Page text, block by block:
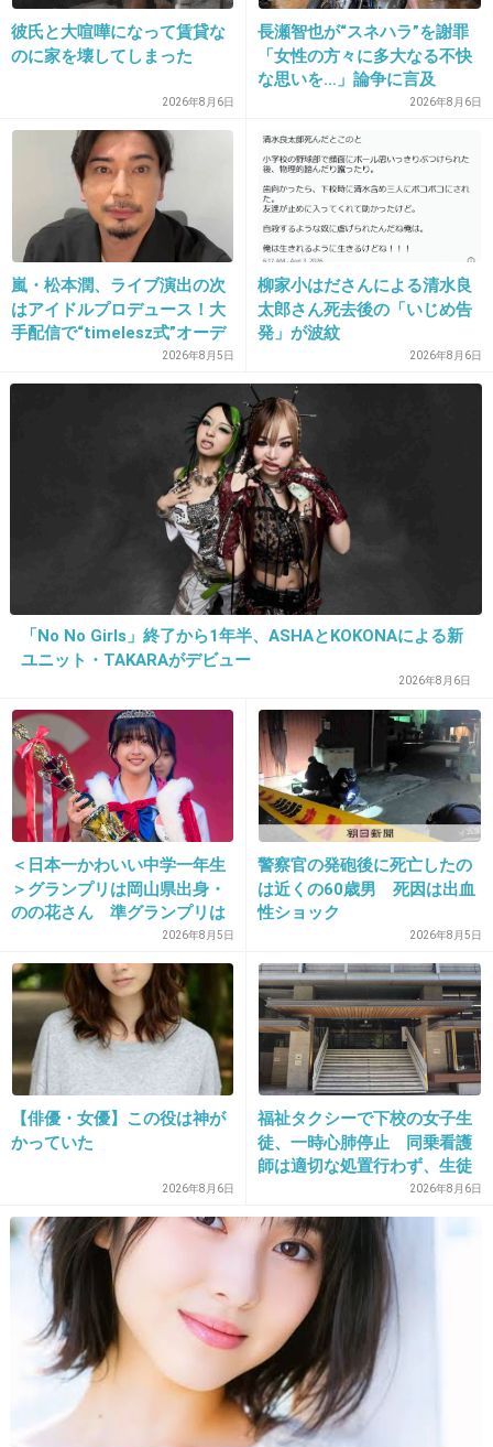
12. 匿名2013/01/27(日) 11:45:29
なんか今はアイドルが多すぎて、昔よりはハー
え！！？みたいなひと、正直いるし…
て、書くと、おまえはどうなんだよ、とかゆわ
れるんだろうけど…(>_<)
+55 -2
13. 匿名2013/01/27(日) 11:45:29
AKBなんてそろそろ落ち目なんじゃないの
+15
AKBに憧れるって…記事にあんまり関係ない。
タイトルにすぐAKBって付けるよね。
-1
15. 匿名2013/01/27(日) 11:46:13
ほとんどが出る前につぶれる世界。
逆にいえば、普通の世界よりも厳しいし、嫌な
世界でもある。
それでも目指す人には頑張れと言う。
今のAKBの子ってモー娘。に憧れて入ってる子
が多いんだよね？今後はAKBに憧れて入る子が
出てきて…ずっとその連鎖だろうね。
出典：www.officiallyjd.com
+30
彼氏と大喧嘩になって賃貸な
のに家を壊してしまった
2026年8月6日
長瀬智也が“スネハラ”を謝罪
「女性の方々に多大なる不快
な思いを…」論争に言及
2026年8月6日
嵐・松本潤、ライブ演出の次
はアイドルプロデュース！大
手配信で“timelesz式”オーデ
ィション番組が進行中か2026年8月5日
柳家小はださんによる清水良
太郎さん死去後の「いじめ告
発」が波紋
2026年8月6日
「No No Girls」終了から1年半、ASHAとKOKONAによる新
ユニット・TAKARAがデビュー
2026年8月6日
＜日本一かわいい中学一年生
＞グランプリは岡山県出身・
のの花さん 準グランプリは
徳島県出身・つむぎさん2026年8月5日
警察官の発砲後に死亡したの
は近くの60歳男 死因は出血
性ショック
2026年8月5日
【俳優・女優】この役は神が
かっていた
2026年8月6日
福祉タクシーで下校の女子生
徒、一時心肺停止 同乗看護
師は適切な処置行わず、生徒
2026年8月6日